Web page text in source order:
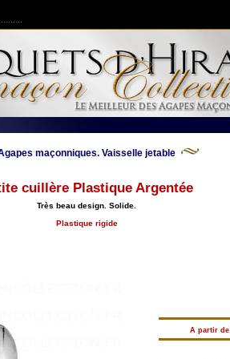
maçonniques. Vaisselle jetable
cuillère Plastique Argentée
Très beau design. Solide.
Plastique rigide
A partir de